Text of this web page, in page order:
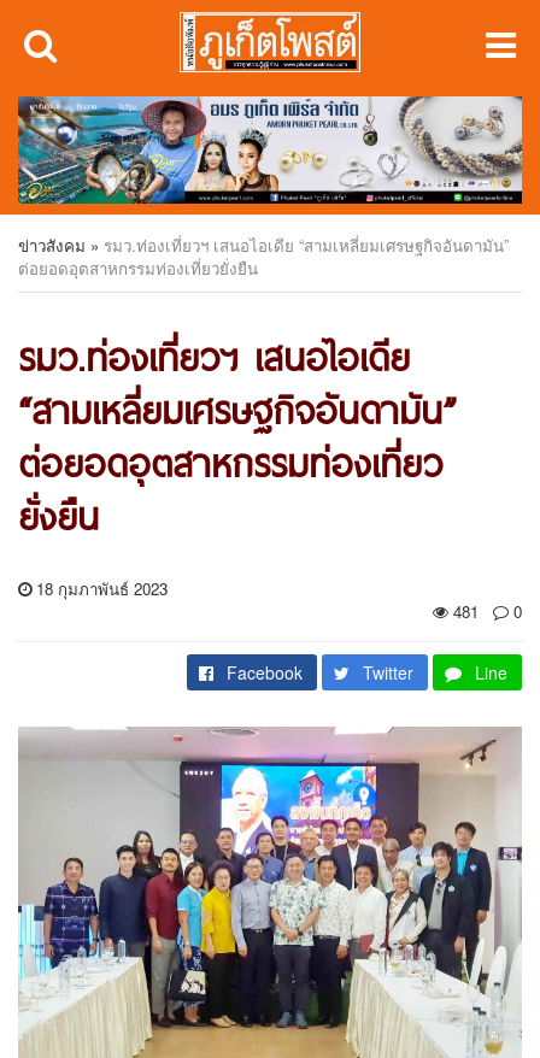
ข่าวสังคม » รมว.ท่องเที่ยวฯ เสนอไอเดีย “สามเหลี่ยมเศรษฐกิจอันดามัน”
ต่อยอดอุตสาหกรรมท่องเที่ยวยั่งยืน
รมว.ท่องเที่ยวฯ เสนอไอเดีย
“สามเหลี่ยมเศรษฐกิจอันดามัน”
ต่อยอดอุตสาหกรรมท่องเที่ยว
ยั่งยืน
18 กุมภาพันธ์ 2023
481
0
Facebook Twitter Line